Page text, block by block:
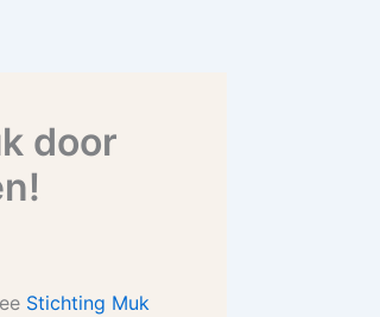
door
Stichting Muk